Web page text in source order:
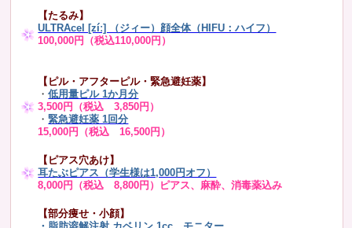
【たるみ】
ULTRAcel [zíː] （ジィー）顔全体（HIFU：ハイフ）
100,000円（税込110,000円）
【ピル・アフターピル・緊急避妊薬】
・低用量ピル 1か月分
3,500円（税込 3,850円）
・緊急避妊薬 1回分
15,000円（税込 16,500円）
【ピアス穴あけ】
耳たぶピアス（学生様は1,000円オフ）
8,000円（税込 8,800円）ピアス、麻酔、消毒薬込み
【部分痩せ・小顔】